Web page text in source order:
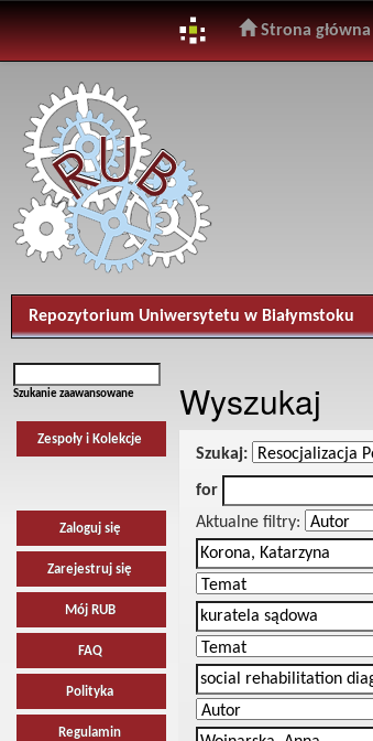
navigation
Strona główna
Repozytorium Uniwersytetu w Białymstoku
Szukanie zaawansowane
Zespoły i Kolekcje
Zaloguj się
Zarejestruj się
Mój RUB
FAQ
Polityka
Regulamin
Wyszukaj
Szukaj:
for
Aktualne filtry: